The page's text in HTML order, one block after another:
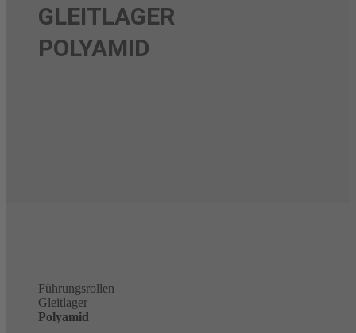
GLEITLAGER
POLYAMID
Führungsrollen
Gleitlager
Polyamid